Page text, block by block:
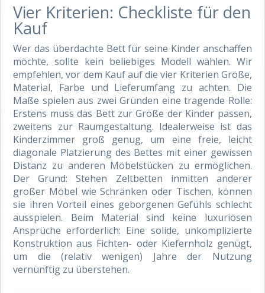
Vier Kriterien: Checkliste für den
Kauf
Wer das überdachte Bett für seine Kinder anschaffen
möchte, sollte kein beliebiges Modell wählen. Wir
empfehlen, vor dem Kauf auf die vier Kriterien Größe,
Material, Farbe und Lieferumfang zu achten. Die
Maße spielen aus zwei Gründen eine tragende Rolle:
Erstens muss das Bett zur Größe der Kinder passen,
zweitens zur Raumgestaltung. Idealerweise ist das
Kinderzimmer groß genug, um eine freie, leicht
diagonale Platzierung des Bettes mit einer gewissen
Distanz zu anderen Möbelstücken zu ermöglichen.
Der Grund: Stehen Zeltbetten inmitten anderer
großer Möbel wie Schränken oder Tischen, können
sie ihren Vorteil eines geborgenen Gefühls schlecht
ausspielen. Beim Material sind keine luxuriösen
Ansprüche erforderlich: Eine solide, unkomplizierte
Konstruktion aus Fichten- oder Kiefernholz genügt,
um die (relativ wenigen) Jahre der Nutzung
vernünftig zu überstehen.